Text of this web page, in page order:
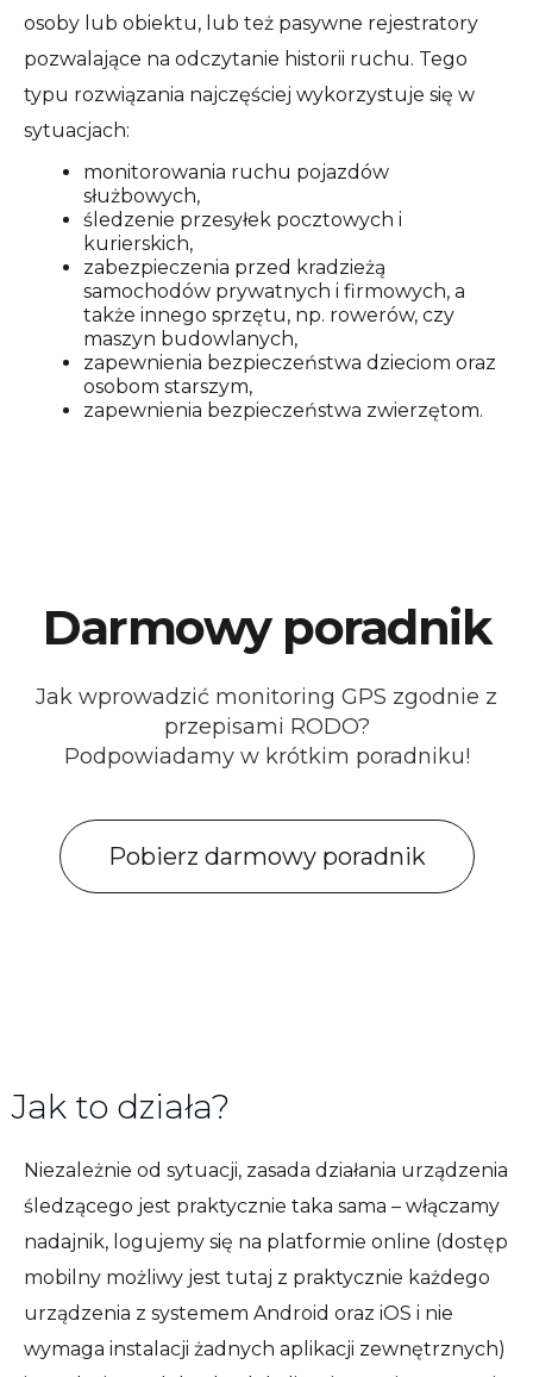
osoby lub obiektu, lub też pasywne rejestratory
pozwalające na odczytanie historii ruchu. Tego
typu rozwiązania najczęściej wykorzystuje się w
sytuacjach:
monitorowania ruchu pojazdów
służbowych,
śledzenie przesyłek pocztowych i
kurierskich,
zabezpieczenia przed kradzieżą
samochodów prywatnych i firmowych, a
także innego sprzętu, np. rowerów, czy
maszyn budowlanych,
zapewnienia bezpieczeństwa dzieciom oraz
osobom starszym,
zapewnienia bezpieczeństwa zwierzętom.
Darmowy poradnik
Jak wprowadzić monitoring GPS zgodnie z
przepisami RODO?
Podpowiadamy w krótkim poradniku!
Pobierz darmowy poradnik
Jak to działa?
Niezależnie od sytuacji, zasada działania urządzenia
śledzącego jest praktycznie taka sama – włączamy
nadajnik, logujemy się na platformie online (dostęp
mobilny możliwy jest tutaj z praktycznie każdego
urządzenia z systemem Android oraz iOS i nie
wymaga instalacji żadnych aplikacji zewnętrznych)